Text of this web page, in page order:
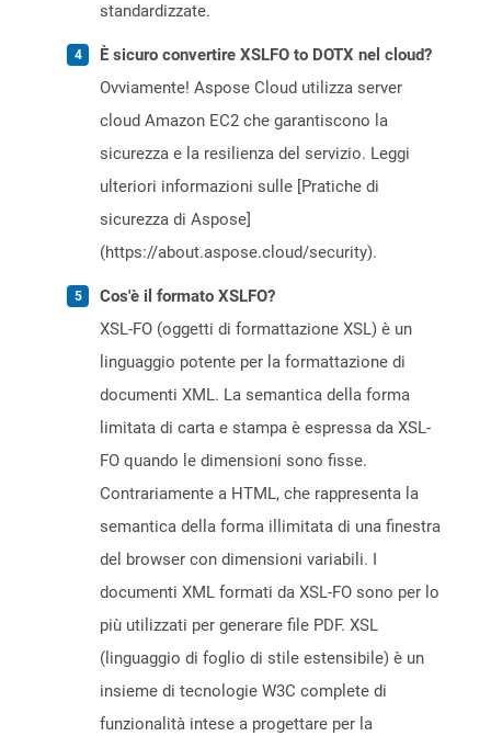
standardizzate.
È sicuro convertire XSLFO to DOTX nel cloud?
Ovviamente! Aspose Cloud utilizza server
cloud Amazon EC2 che garantiscono la
sicurezza e la resilienza del servizio. Leggi
ulteriori informazioni sulle [Pratiche di
sicurezza di Aspose]
(https://about.aspose.cloud/security).
Cos'è il formato XSLFO?
XSL-FO (oggetti di formattazione XSL) è un
linguaggio potente per la formattazione di
documenti XML. La semantica della forma
limitata di carta e stampa è espressa da XSL-
FO quando le dimensioni sono fisse.
Contrariamente a HTML, che rappresenta la
semantica della forma illimitata di una finestra
del browser con dimensioni variabili. I
documenti XML formati da XSL-FO sono per lo
più utilizzati per generare file PDF. XSL
(linguaggio di foglio di stile estensibile) è un
insieme di tecnologie W3C complete di
funzionalità intese a progettare per la